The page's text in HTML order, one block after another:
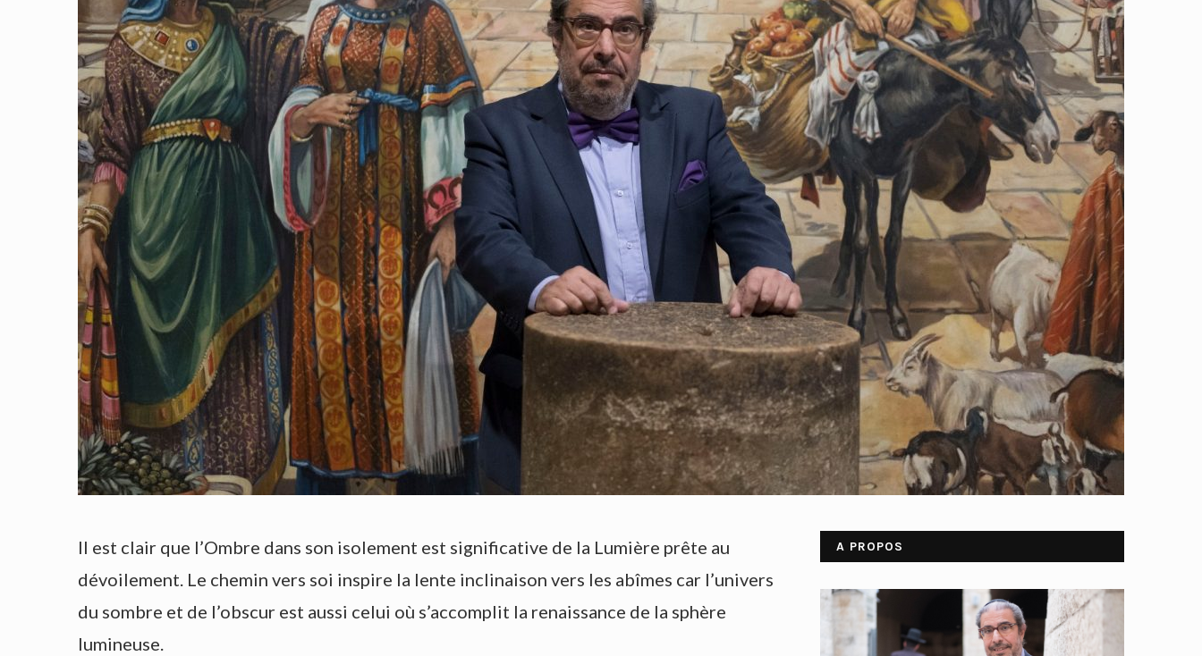
Il est clair que l’Ombre dans son isolement est significative de la Lumière prête au
dévoilement. Le chemin vers soi inspire la lente inclinaison vers les abîmes car l’univers
du sombre et de l’obscur est aussi celui où s’accomplit la renaissance de la sphère
lumineuse.
A PROPOS